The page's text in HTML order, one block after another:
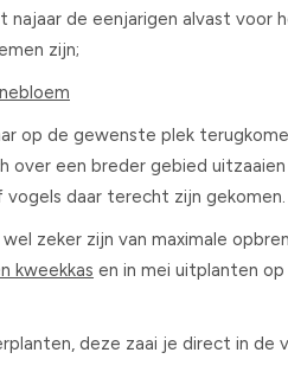
de eenjarigen alvast
zijn;
op de gewenste plek
een breder gebied
daar terecht zijn gekomen.
zeker zijn van maximale
kweekkas en in mei uitplanten
deze zaai je direct in de